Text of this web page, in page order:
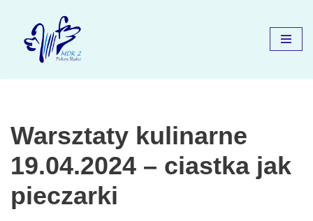
Przejdź
Warsztaty kulinarne
19.04.2024 – ciastka jak
pieczarki